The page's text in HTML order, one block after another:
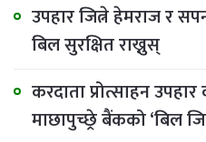
उपहार जित्ने हेमराज र
बिल सुरक्षित राख्नुस्
करदाता प्रोत्साहन
माछापुच्छ्रे बैंकको ‘बिल